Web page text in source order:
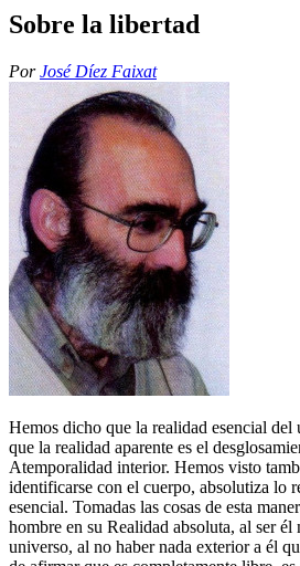
Sobre la libertad
PorJosé Díez Faixat
Hemos dicho que la realidad esencial
que la realidad aparente es el
Atemporalidad interior. Hemos visto
identificarse con el cuerpo, absolutiza lo
esencial. Tomadas las cosas de esta
hombre en su Realidad absoluta, al ser
universo, al no haber nada exterior a él